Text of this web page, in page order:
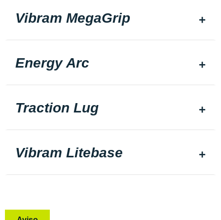
Vibram MegaGrip
Energy Arc
Traction Lug
Vibram Litebase